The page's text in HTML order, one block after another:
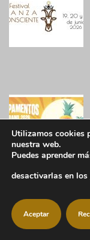
Utilizamos cookies
nuestra web.
Puedes aprender
desactivarlas en los
Aceptar